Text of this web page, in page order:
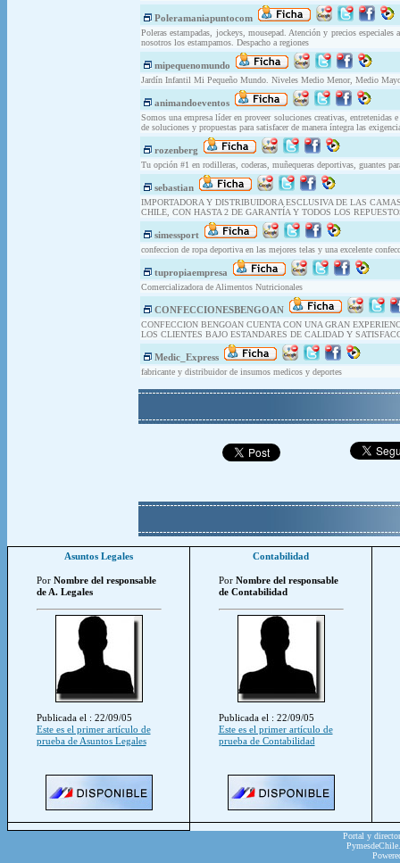
Poleramaniapuntocom
Poleras estampadas, jockeys, mousepad. Atención y precios
nosotros los estampamos. Despacho a regiones
mipequenomundo
Jardín Infantil Mi Pequeño Mundo. Niveles Medio Menor, Medio
animandoeventos
Somos una empresa líder en proveer soluciones creativas,
de soluciones y propuestas para satisfacer de manera íntegra las
rozenberg
Tu opción #1 en rodilleras, coderas, muñequeras deportivas, guantes
sebastian
IMPORTADORA Y DISTRIBUIDORA ESCLUSIVA DE LAS
CHILE, CON HASTA 2 DE GARANTÍA Y TODOS LOS
simessport
confeccion de ropa deportiva en las mejores telas y una excelente
tupropiaempresa
Comercializadora de Alimentos Nutricionales
CONFECCIONESBENGOAN
CONFECCION BENGOAN CUENTA CON UNA GRAN
LOS CLIENTES BAJO ESTANDARES DE CALIDAD Y
Medic_Express
fabricante y distribuidor de insumos medicos y deportes
Asuntos Legales
Por Nombre del responsable
de A. Legales
Publicada el : 22/09/05
Este es el primer artículo de
prueba de Asuntos Legales
Contabilidad
Por Nombre del responsable
de Contabilidad
Publicada el : 22/09/05
Este es el primer artículo de
prueba de Contabilidad
Portal y